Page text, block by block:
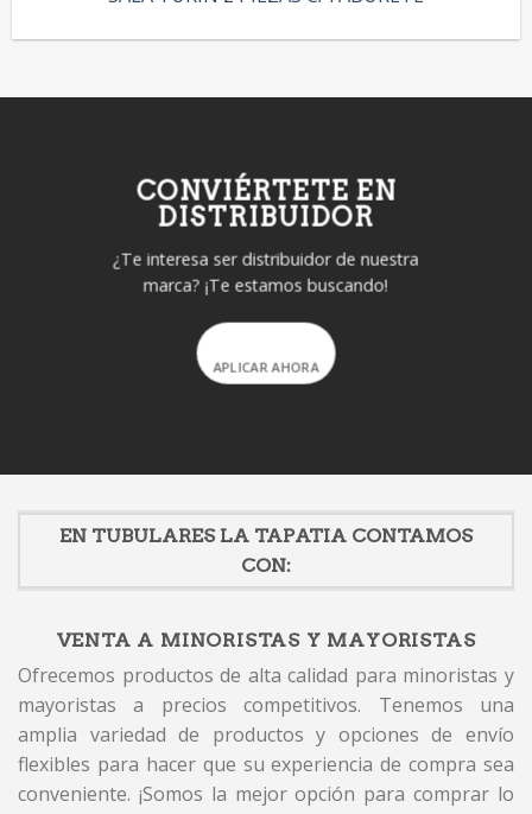
CONVIÉRTETE EN
DISTRIBUIDOR
¿Te interesa ser distribuidor de nuestra
marca? ¡Te estamos buscando!
APLICAR AHORA
EN TUBULARES LA TAPATIA CONTAMOS
CON:
VENTA A MINORISTAS Y MAYORISTAS
Ofrecemos productos de alta calidad para minoristas y
mayoristas a precios competitivos. Tenemos una
amplia variedad de productos y opciones de envío
flexibles para hacer que su experiencia de compra sea
conveniente. ¡Somos la mejor opción para comprar lo